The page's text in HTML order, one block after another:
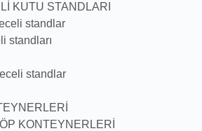
KUTU STANDLARI
standlar
standları
standlar
KONTEYNERLERİ